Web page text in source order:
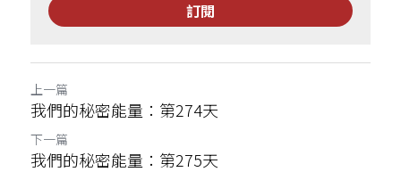
訂閱
上一篇
我們的秘密能量：第274天
下一篇
我們的秘密能量：第275天